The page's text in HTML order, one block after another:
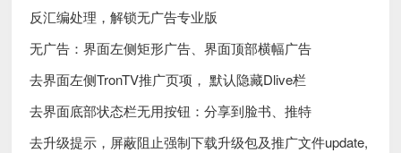
反汇编处理，解锁无广告专业版
无广告：界面左侧矩形广告、界面顶部横幅广告
去界面左侧TronTV推广页项， 默认隐藏Dlive栏
去界面底部状态栏无用按钮：分享到脸书、推特
去升级提示，屏蔽阻止强制下载升级包及推广文件update,